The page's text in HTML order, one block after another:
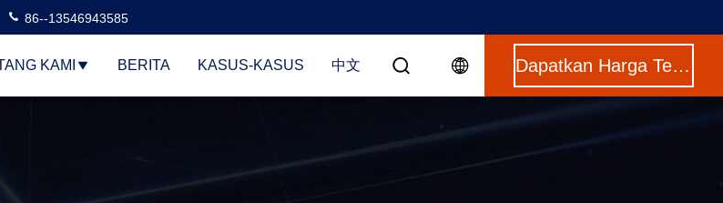
86--13546943585
KAMI BERITA KASUS-KASUS 中文 Dapatkan Harga Terbaik